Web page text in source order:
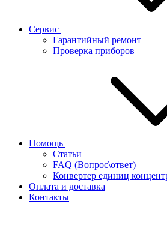
Сервис
Гарантийный ремонт
Проверка приборов
Помощь
Статьи
FAQ (Вопрос\ответ)
Конвертер единиц
Оплата и доставка
Контакты